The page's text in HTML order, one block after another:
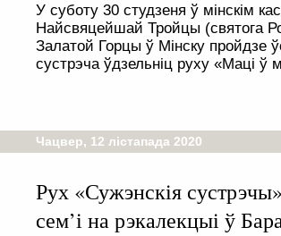
У суботу 30 студзеня ў мінскім
Найсвяцейшай Тройцы (святога
Залатой Горцы ў Мінску пройдзе
сустрэча ўдзельніц руху «Маці ў
Чацвер, 12 лістапада 2020
Рух «Сужэнскія
сем’і на рэкалекцыі ў